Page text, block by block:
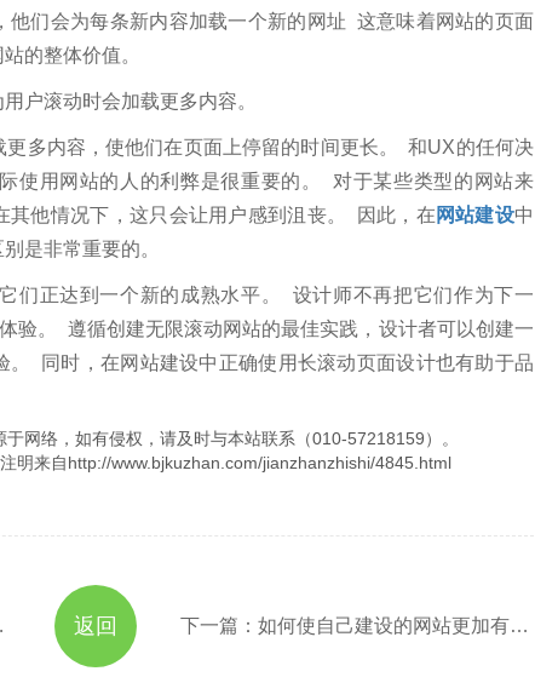
们会为每条新内容加载一个新的网址 这意味着网站的页面
的整体价值。
户滚动时会加载更多内容。
多内容，使他们在页面上停留的时间更长。 和UX的任何决
使用网站的人的利弊是很重要的。 对于某些类型的网站来
其他情况下，这只会让用户感到沮丧。 因此，在 网站建设中
是非常重要的。
正达到一个新的成熟水平。 设计师不再把它们作为下一
验。 遵循创建无限滚动网站的最佳实践，设计者可以创建一
。 同时，在网站建设中正确使用长滚动页面设计也有助于品
网络，如有侵权，请及时与本站联系（010-57218159）。
明来自http://www.bjkuzhan.com/jianzhanzhishi/4845.html
能忽略 下一篇：如何使自己建设的网站更加有优势？
返回